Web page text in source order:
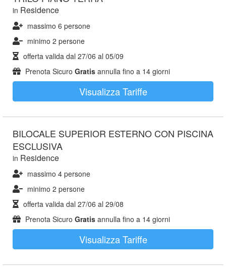
in Residence
massimo 6 persone
minimo 2 persone
offerta valida dal 27/06 al 05/09
Prenota Sicuro Gratis annulla fino a 14 giorni
Visualizza Tariffe
BILOCALE SUPERIOR ESTERNO CON PISCINA
ESCLUSIVA
in Residence
massimo 4 persone
minimo 2 persone
offerta valida dal 27/06 al 29/08
Prenota Sicuro Gratis annulla fino a 14 giorni
Visualizza Tariffe